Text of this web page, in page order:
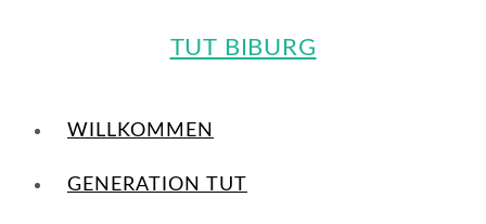
TUT BIBURG
WILLKOMMEN
GENERATION TUT